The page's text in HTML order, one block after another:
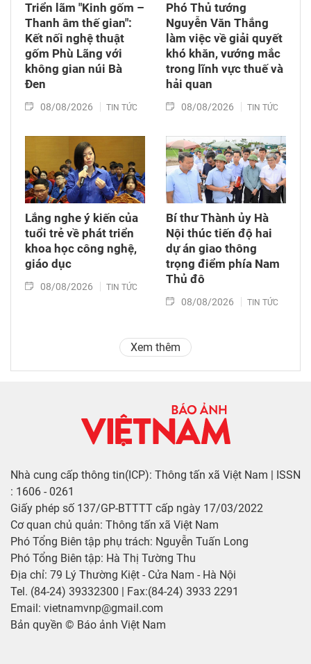
Triển lãm "Kinh gốm –
Thanh âm thế gian":
Kết nối nghệ thuật
gốm Phù Lãng với
không gian núi Bà
Đen
08/08/2026 TIN TỨC
Phó Thủ tướng
Nguyễn Văn Thắng
làm việc về giải quyết
khó khăn, vướng mắc
trong lĩnh vực thuế và
hải quan
08/08/2026 TIN TỨC
Lắng nghe ý kiến của
tuổi trẻ về phát triển
khoa học công nghệ,
giáo dục
08/08/2026 TIN TỨC
Bí thư Thành ủy Hà
Nội thúc tiến độ hai
dự án giao thông
trọng điểm phía Nam
Thủ đô
08/08/2026 TIN TỨC
Xem thêm
Nhà cung cấp thông tin(ICP): Thông tấn xã Việt Nam | ISSN
: 1606 - 0261
Giấy phép số 137/GP-BTTTT cấp ngày 17/03/2022
Cơ quan chủ quản: Thông tấn xã Việt Nam
Phó Tổng Biên tập phụ trách: Nguyễn Tuấn Long
Phó Tổng Biên tập: Hà Thị Tường Thu
Địa chỉ: 79 Lý Thường Kiệt - Cửa Nam - Hà Nội
Tel. (84-24) 39332300 | Fax:(84-24) 3933 2291
Email: vietnamvnp@gmail.com
Bản quyền © Báo ảnh Việt Nam